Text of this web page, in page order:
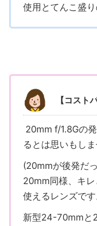
使用とてんこ盛り
【コスト
20mm f/1.8Gの
るとは思いもしま
(20mmが後発だ
20mm同様、キ
使えるレンズです
新型24-70mmと